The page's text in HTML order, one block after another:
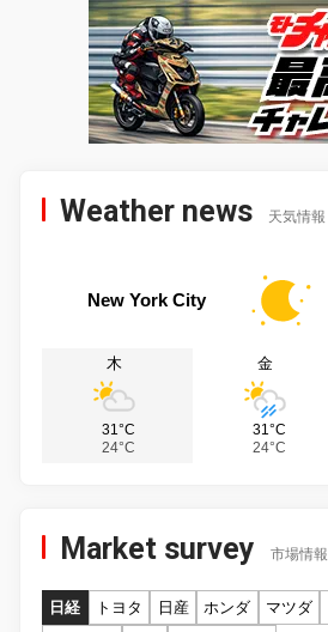
Weather news 天気情報
New York City
木
31°C
24°C
金
31°C
24°C
Market survey 市場情報
日経 トヨタ 日産 ホンダ マツダ